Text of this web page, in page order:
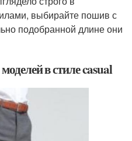
выбирайте пошив с
подобранной длине они
в стиле casual